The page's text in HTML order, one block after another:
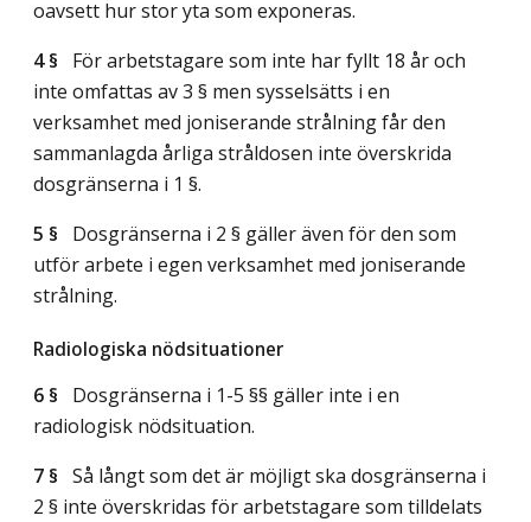
oavsett hur stor yta som exponeras.
4 § För arbetstagare som inte har fyllt 18 år och
inte omfattas av 3 § men sysselsätts i en
verksamhet med joniserande strålning får den
sammanlagda årliga stråldosen inte överskrida
dosgränserna i 1 §.
5 § Dosgränserna i 2 § gäller även för den som
utför arbete i egen verksamhet med joniserande
strålning.
Radiologiska nödsituationer
6 § Dosgränserna i 1-5 §§ gäller inte i en
radiologisk nödsituation.
7 § Så långt som det är möjligt ska dosgränserna i
2 § inte överskridas för arbetstagare som tilldelats